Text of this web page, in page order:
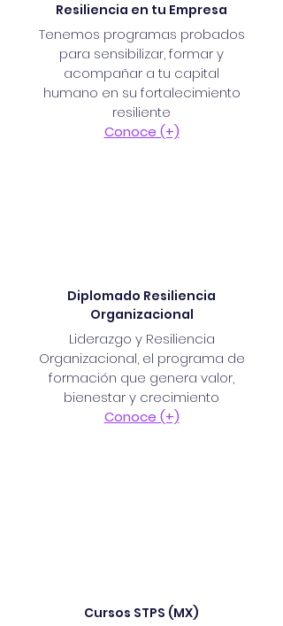
Resiliencia en tu Empresa
Tenemos programas probados
para sensibilizar, formar y
acompañar a tu capital
humano en su fortalecimiento
resiliente
Conoce (+)
Diplomado Resiliencia
Organizacional
Liderazgo y Resiliencia
Organizacional, el programa de
formación que genera valor,
bienestar y crecimiento
Conoce (+)
Cursos STPS (MX)